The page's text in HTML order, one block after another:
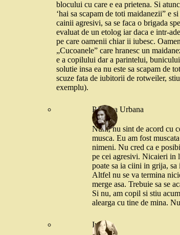
blocului cu care e ea prietena. Si
‘hai sa scapam de toti maidanezii” e
cainii agresivi, sa se faca o brigada
evaluat de un etolog iar daca e intr-
pe care oamenii chiar ii iubesc.
„Cucoanele” care hranesc un
e a copilului dar a parintelui,
solutie insa ea nu este sa scapam de
scuze fata de iubitorii de rotweiler,
exemplu).
Printesa Urbana
Nuni, nu sint de acord cu
musca. Eu am fost
nimeni. Nu cred ca e
pe cei agresivi. Nicaieri in
poate sa ia ciini in grija,
Altfel nu se va termina
merge asa. Trebuie sa se
Si nu, am copil si stiu
alearga cu tine de mina.
Iulia